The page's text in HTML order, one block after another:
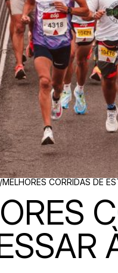
/MELHORES CORRIDAS DE